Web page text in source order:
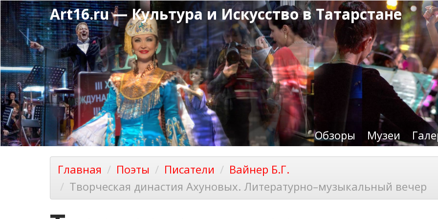
Перейти
к
основному
содержанию
Art16.ru — Культура и Искусство в Татарстане
Обзоры Музеи
Главная Поэты Писатели
Вайнер Б.Г.
Творческая династия Ахуновых. Литературно–музыкальный вечер